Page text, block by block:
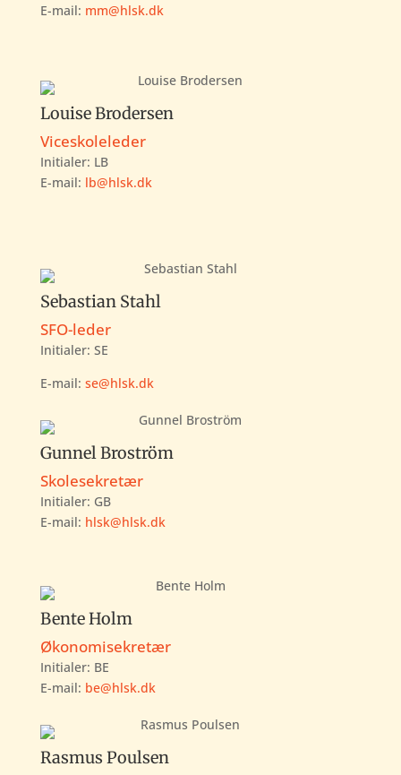
E-mail: mm@hlsk.dk
Louise Brodersen
Viceskoleleder
Initialer: LB
E-mail: lb@hlsk.dk
Sebastian Stahl
SFO-leder
Initialer: SE
E-mail: se@hlsk.dk
Gunnel Broström
Skolesekretær
Initialer: GB
E-mail: hlsk@hlsk.dk
Bente Holm
Økonomisekretær
Initialer: BE
E-mail: be@hlsk.dk
Rasmus Poulsen